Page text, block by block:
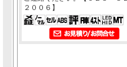
２００６】